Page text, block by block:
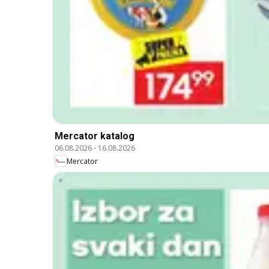
Mercator katalog
06.08.2026- 16.08.2026
Mercator